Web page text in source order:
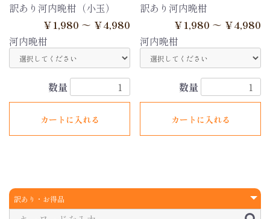
訳あり河内晩柑（小玉）
￥1,980 ～ ￥4,980
河内晩柑
数量
カートに入れる
訳あり河内晩柑
￥1,980 ～ ￥4,980
河内晩柑
数量
カートに入れる